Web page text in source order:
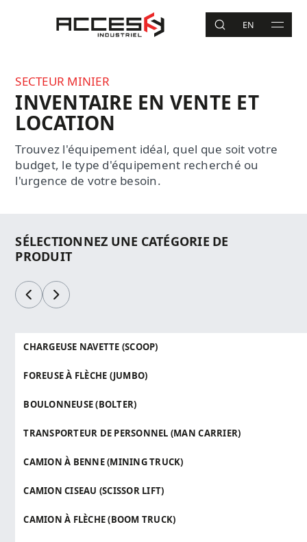
Accès Industriel
RECHERCHE
EN MAIN
Recherche
SECTEUR MINIER
INVENTAIRE EN VENTE ET
LOCATION
Trouvez l'équipement idéal, quel que soit votre
budget, le type d'équipement recherché ou
l'urgence de votre besoin.
SÉLECTIONNEZ UNE CATÉGORIE DE
PRODUIT
PrécédentSuivant
CHARGEUSE NAVETTE (SCOOP)
FOREUSE À FLÈCHE (JUMBO)
BOULONNEUSE (BOLTER)
TRANSPORTEUR DE PERSONNEL (MAN CARRIER)
CAMION À BENNE (MINING TRUCK)
CAMION CISEAU (SCISSOR LIFT)
CAMION À FLÈCHE (BOOM TRUCK)